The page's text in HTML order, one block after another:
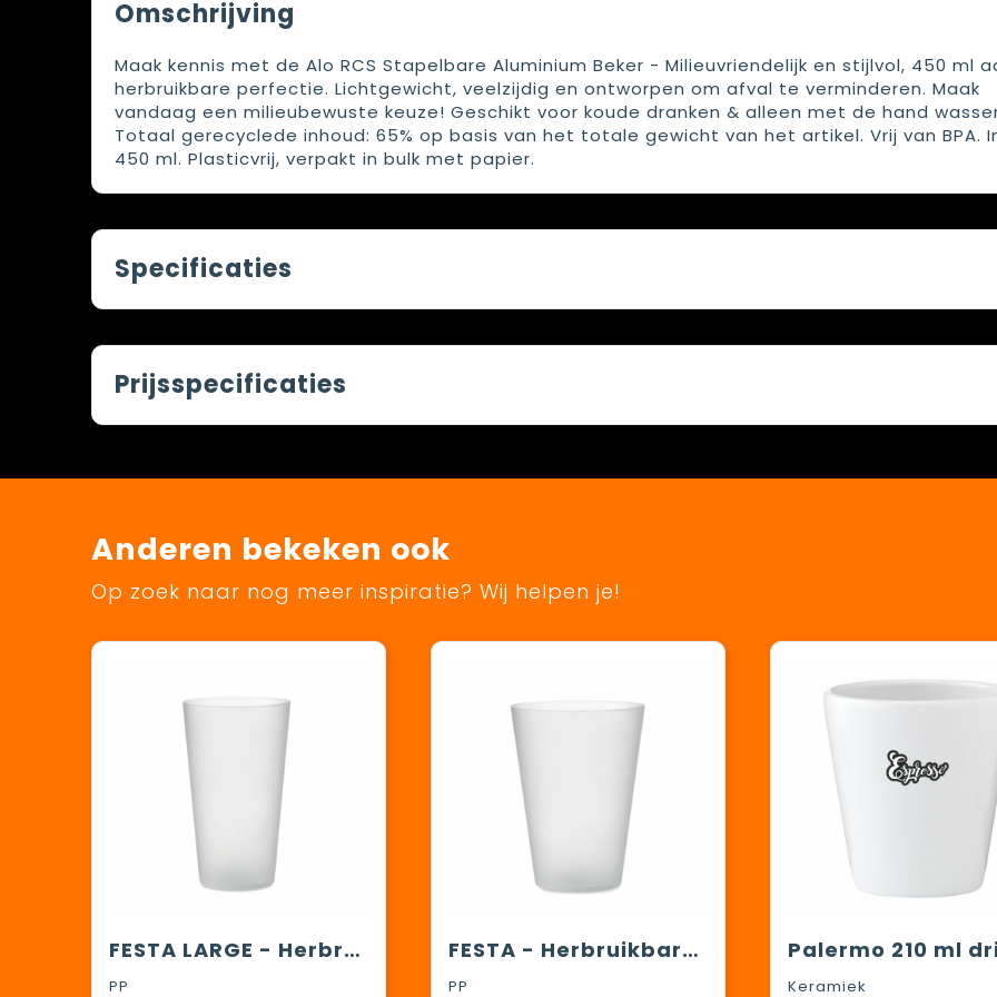
Omschrijving
Maak kennis met de Alo RCS Stapelbare Aluminium Beker - Milieuvriendelijk en stijlvol, 450 ml
herbruikbare perfectie. Lichtgewicht, veelzijdig en ontworpen om afval te verminderen. Maak
vandaag een milieubewuste keuze! Geschikt voor koude dranken & alleen met de hand
Totaal gerecyclede inhoud: 65% op basis van het totale gewicht van het artikel. Vrij van BPA.
450 ml. Plasticvrij, verpakt in bulk met papier.
Specificaties
Prijsspecificaties
Anderen bekeken ook
Op zoek naar nog meer inspiratie? Wij helpen je!
FESTA LARGE - Herbruikbare event beker 500ml
PP
FESTA - Herbruikbare event beker 300ml
PP Keramiek